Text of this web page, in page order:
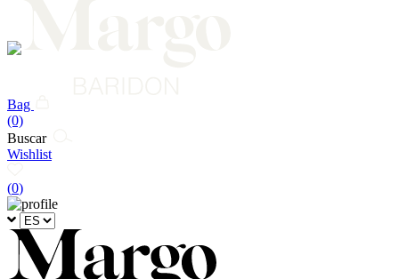
Bag
(0)
Buscar
Wishlist
(0)